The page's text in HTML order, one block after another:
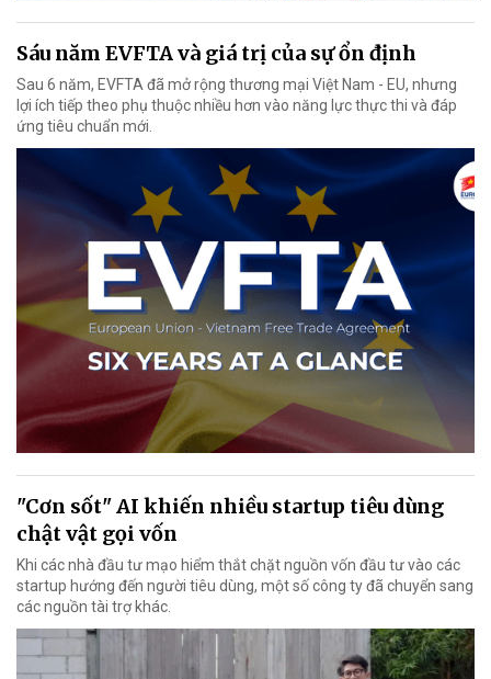
Sáu năm EVFTA và giá trị của sự ổn định
Sau 6 năm, EVFTA đã mở rộng thương mại Việt Nam - EU, nhưng
lợi ích tiếp theo phụ thuộc nhiều hơn vào năng lực thực thi và đáp
ứng tiêu chuẩn mới.
"Cơn sốt" AI khiến nhiều startup tiêu dùng
chật vật gọi vốn
Khi các nhà đầu tư mạo hiểm thắt chặt nguồn vốn đầu tư vào các
startup hướng đến người tiêu dùng, một số công ty đã chuyển sang
các nguồn tài trợ khác.